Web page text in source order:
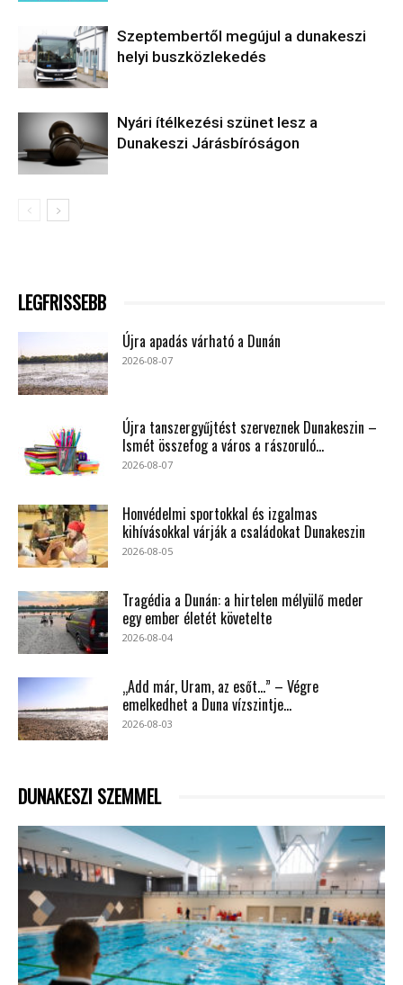
Szeptembertől megújul a dunakeszi
helyi buszközlekedés
Nyári ítélkezési szünet lesz a
Dunakeszi Járásbíróságon
LEGFRISSEBB
Újra apadás várható a Dunán
2026-08-07
Újra tanszergyűjtést szerveznek Dunakeszin –
Ismét összefog a város a rászoruló...
2026-08-07
Honvédelmi sportokkal és izgalmas
kihívásokkal várják a családokat Dunakeszin
2026-08-05
Tragédia a Dunán: a hirtelen mélyülő meder
egy ember életét követelte
2026-08-04
„Add már, Uram, az esőt…” – Végre
emelkedhet a Duna vízszintje...
2026-08-03
DUNAKESZI SZEMMEL